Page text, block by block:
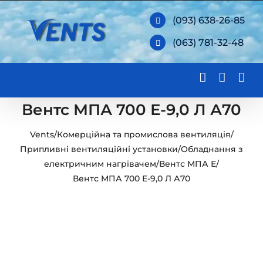
Skip
to
content
(093) 638-26-85
(063) 781-32-48
Вентс МПА 700 Е-9,0 Л А70
Vents/Комерційна та промислова вентиляція/
Припливні вентиляційні установки/Обладнання з
електричним нагрівачем/Вентс МПА Е/
Вентс МПА 700 Е-9,0 Л А70